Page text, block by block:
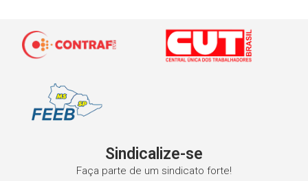
Sindicalize-se
Faça parte de um sindicato forte!